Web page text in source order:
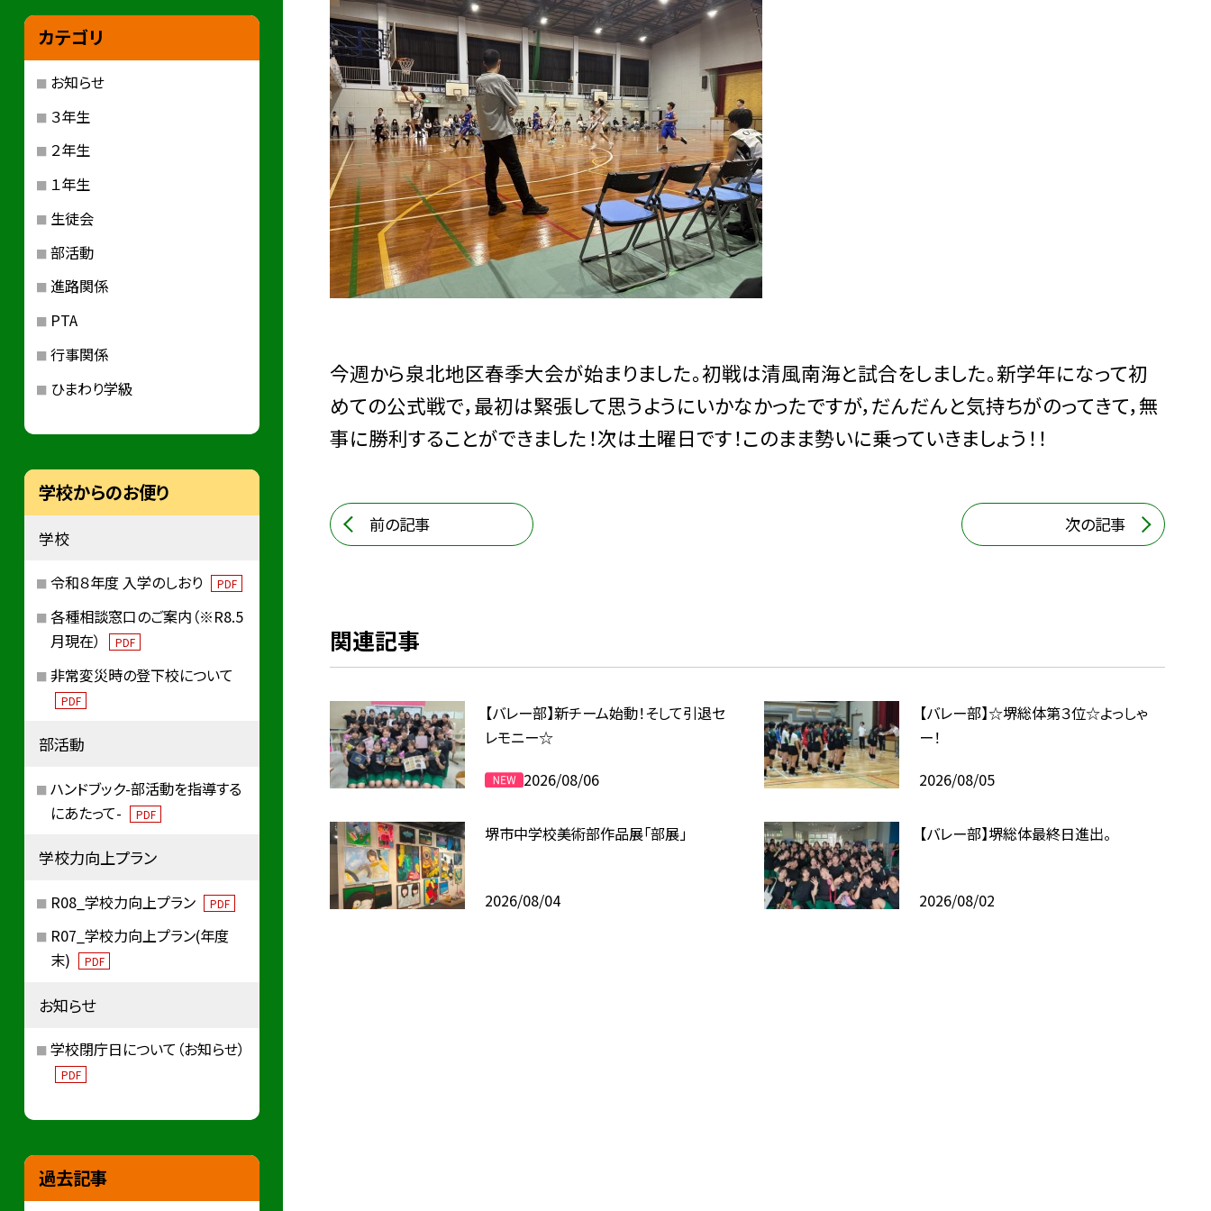
今週から泉北地区春季大会が始まりました。初戦は清風南海と試合をしました。新学年になって初
めての公式戦で，最初は緊張して思うようにいかなかったですが，だんだんと気持ちがのってきて，無
事に勝利することができました！次は土曜日です！このまま勢いに乗っていきましょう！！
前の記事 次の記事
関連記事
【バレー部】新チーム始動！そして引退セ
レモニー☆
2026/08/06
【バレー部】☆堺総体第３位☆よっしゃ
ー！
2026/08/05
堺市中学校美術部作品展「部展」
2026/08/04
【バレー部】堺総体最終日進出。
2026/08/02
カテゴリ
お知らせ
３年生
２年生
１年生
生徒会
部活動
進路関係
PTA
行事関係
ひまわり学級
学校からのお便り
学校
令和８年度 入学のしおり PDF
各種相談窓口のご案内（※R8.5
月現在）
PDF
非常変災時の登下校について
PDF
部活動
ハンドブック-部活動を指導する
にあたって-
PDF
学校力向上プラン
R08_学校力向上プラン PDF
R07_学校力向上プラン(年度
末)
PDF
お知らせ
学校閉庁日について（お知らせ）
PDF
過去記事